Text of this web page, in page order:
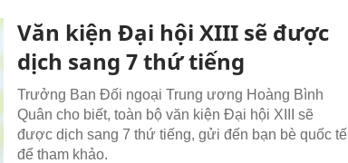
Văn kiện Đại hội XIII sẽ được
dịch sang 7 thứ tiếng
Trưởng Ban Đối ngoại Trung ương Hoàng Bình
Quân cho biết, toàn bộ văn kiện Đại hội XIII sẽ
được dịch sang 7 thứ tiếng, gửi đến bạn bè quốc tế
để tham khảo.